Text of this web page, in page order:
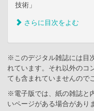
技術」
さらに目次をよむ
※このデジタル雑誌には目
れています。それ以外のコ
ても含まれていませんので
※電子版では、紙の雑誌と
いページがある場合があり